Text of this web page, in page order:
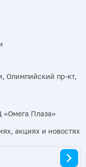
Олимпийский пр-кт,
«Омега Плаза»
акциях и новостях